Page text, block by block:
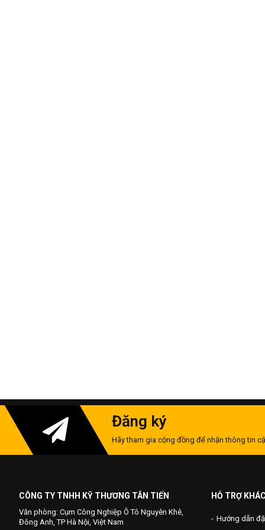
Đăng ký
Hãy tham gia cộng đồng để nhận thông tin
CÔNG TY TNHH KỸ THƯƠNG TÂN TIẾN
Văn phòng: Cụm Công Nghiệp Ô Tô Nguyên Khê,
Đông Anh, TP Hà Nội, Việt Nam
HỖ TRỢ
Hướng dẫn